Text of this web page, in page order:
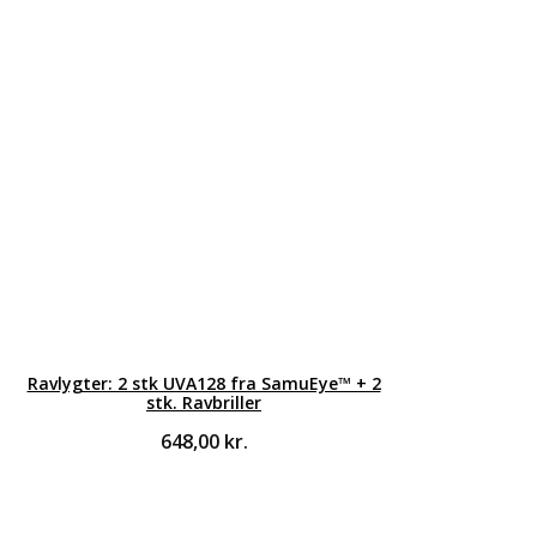
Ravlygter: 2 stk UVA128 fra SamuEye™ + 2
stk. Ravbriller
648,00 kr.